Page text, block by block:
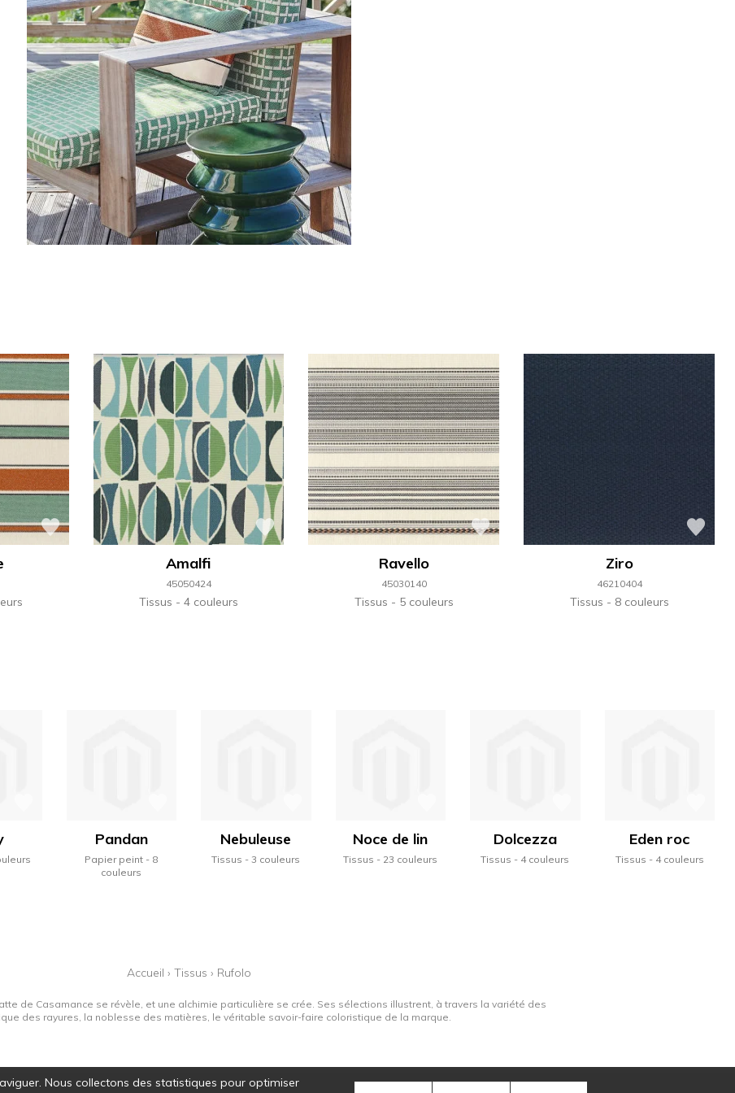
Amalfi
45050424
Tissus 4 couleurs
Ravello
45030140
Tissus 5 couleurs
Ziro
46210404
Tissus 8 couleurs
Pandan
Papier peint
8
couleurs
Nebuleuse
Tissus 3 couleurs
Noce de lin
Tissus 23 couleurs
Dolcezza
Tissus 4 couleurs
Eden roc
Tissus 4 couleurs
Accueil › Tissus › Rufolo
de Casamance se révèle, et une alchimie particulière se crée. Ses sélections illustrent, à travers la variété des
des rayures, la noblesse des matières, le véritable savoir-faire coloristique de la marque.
Nous collectons des statistiques pour optimiser